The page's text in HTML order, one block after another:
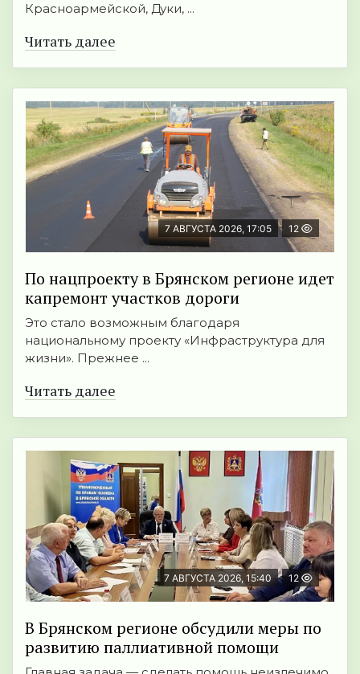
Красноармейской, Дуки, ...
Читать далее
7 АВГУСТА 2026, 17:05 12
По нацпроекту в Брянском регионе идет
капремонт участков дороги
Это стало возможным благодаря
национальному проекту «Инфраструктура для
жизни». Прежнее ...
Читать далее
7 АВГУСТА 2026, 15:40 12
В Брянском регионе обсудили меры по
развитию паллиативной помощи